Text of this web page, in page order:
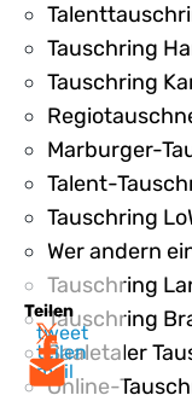
Teilen
tweet
teilen
mail
Tauschring
Tauschring
Marburger-
Talent-
Tauschring
Wer andern
Tauschring
Tauschring
Saaletaler
Online-